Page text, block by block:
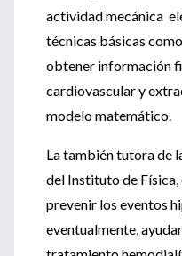
actividad mecánica
técnicas básicas
obtener información
cardiovascular y
modelo matemático.
La también tutora de
del Instituto de
prevenir los eventos
eventualmente,